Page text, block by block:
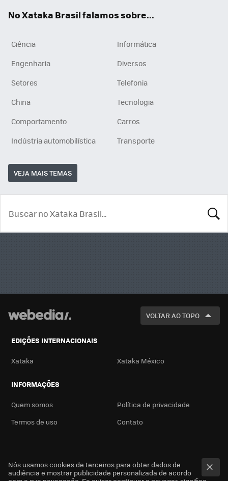
No Xataka Brasil falamos sobre...
Ciência
Informática
Engenharia
Diversos
Setores
Telefonia
China
Tecnologia
Comportamento
Carros
Indústria automobilística
Transporte
VEJA MAIS TEMAS
VOLTAR AO TOPO
EDIÇÕES INTERNACIONAIS
Xataka Xataka México
INFORMAÇÕES
Quem somos
Política de privacidade
Termos de uso
Contato
Nós usamos cookies de terceiros para obter dados de
audiência e mostrar publicidade personalizada de acordo